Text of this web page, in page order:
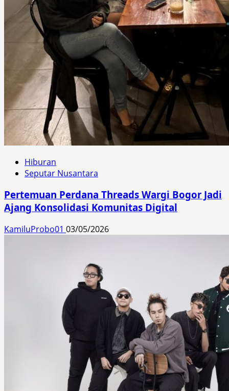
Hiburan
Seputar Nusantara
Pertemuan Perdana Threads Wargi Bogor Jadi
Ajang Konsolidasi Komunitas Digital
KamiluProbo01 03/05/2026